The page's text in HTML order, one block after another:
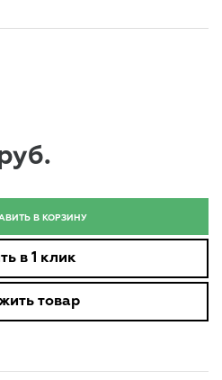
В КОРЗИНУ
в 1 клик
товар